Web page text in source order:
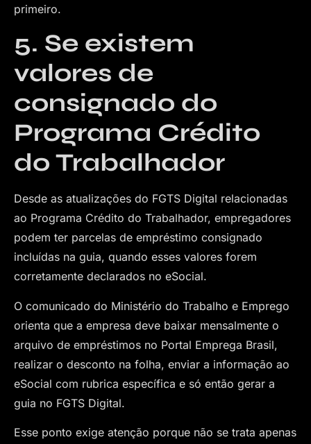
primeiro.
5. Se existem
valores de
consignado do
Programa Crédito
do Trabalhador
Desde as atualizações do FGTS Digital relacionadas
ao Programa Crédito do Trabalhador, empregadores
podem ter parcelas de empréstimo consignado
incluídas na guia, quando esses valores forem
corretamente declarados no eSocial.
O comunicado do Ministério do Trabalho e Emprego
orienta que a empresa deve baixar mensalmente o
arquivo de empréstimos no Portal Emprega Brasil,
realizar o desconto na folha, enviar a informação ao
eSocial com rubrica específica e só então gerar a
guia no FGTS Digital.
Esse ponto exige atenção porque não se trata apenas